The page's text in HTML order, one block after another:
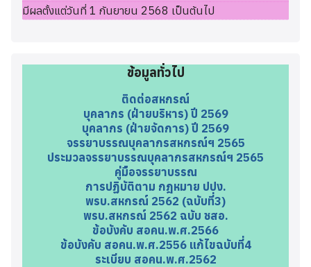
มีผลตั้งแต่วันที่ 1 กันยายน 2568 เป็นต้นไป
ข้อมูลทั่วไป
ติดต่อสหกรณ์
บุคลากร (ฝ่ายบริหาร) ปี 2569
บุคลากร (ฝ่ายจัดการ) ปี 2569
จรรยาบรรณบุคลากรสหกรณ์ฯ 2565
ประมวลจรรยาบรรณบุคลากรสหกรณ์ฯ 2565
คู่มือจรรยาบรรณ
การปฏิบัติตาม กฎหมาย ปปง.
พรบ.สหกรณ์ 2562 (ฉบับที่3)
พรบ.สหกรณ์ 2562 ฉบับ ชสอ.
ข้อบังคับ สอคน.พ.ศ.2566
ข้อบังคับ สอคน.พ.ศ.2556 แก้ไขฉบับที่4
ระเบียบ สอคน.พ.ศ.2562